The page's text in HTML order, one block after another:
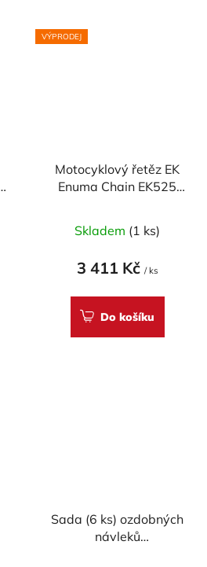
VÝPRODEJ
Motocyklový řetěz EK
Enuma Chain EK525
Skladem (1 ks)
3 411 Kč / ks
Do košíku
Sada (6 ks) ozdobných
návleků